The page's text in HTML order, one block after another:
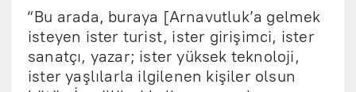
“Bu arada, buraya [Arnavutluk’a gelmek
isteyen ister turist, ister girişimci, ister
sanatçı, yazar; ister yüksek teknoloji,
ister yaşlılarla ilgilenen kişiler olsun